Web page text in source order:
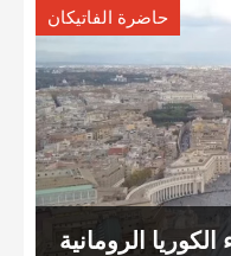
حاضرة الفاتيكان
الرومانية